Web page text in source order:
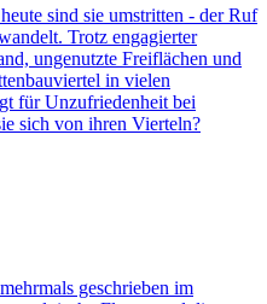
sind sie umstritten - der Ruf
Trotz engagierter
ungenutzte Freiflächen und
in vielen
für Unzufriedenheit bei
sich von ihren Vierteln?